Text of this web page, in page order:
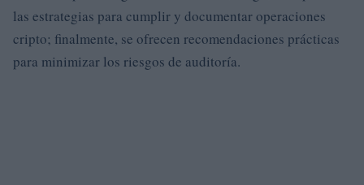
las estrategias para cumplir y documentar operaciones
cripto; finalmente, se ofrecen recomendaciones prácticas
para minimizar los riesgos de auditoría.